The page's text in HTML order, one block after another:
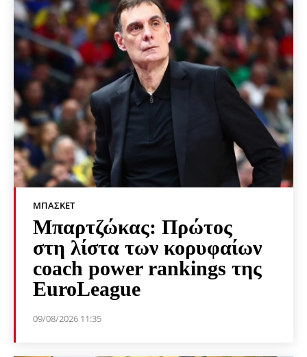
ΜΠΆΣΚΕΤ
Μπαρτζώκας: Πρώτος
στη λίστα των κορυφαίων
coach power rankings της
EuroLeague
09/08/2026 11:35